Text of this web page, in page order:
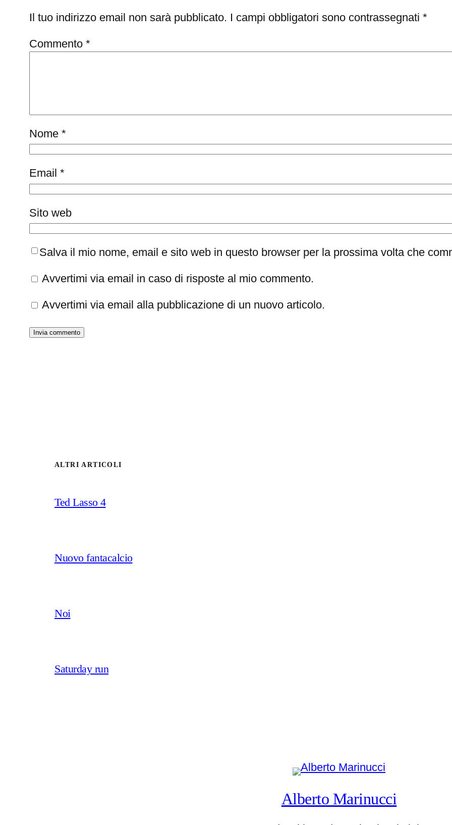
Il tuo indirizzo email non sarà pubblicato. I campi obbligatori sono contrassegnati *
Commento *
Nome *
Email *
Sito web
Salva il mio nome, email e sito web in questo browser per la prossima volta che
Avvertimi via email in caso di risposte al mio commento.
Avvertimi via email alla pubblicazione di un nuovo articolo.
ALTRI ARTICOLI
Ted Lasso 4
Nuovo fantacalcio
Noi
Saturday run
Alberto Marinucci